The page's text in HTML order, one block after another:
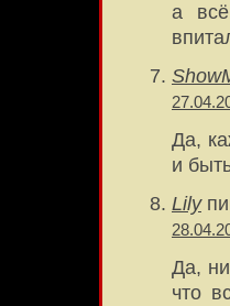
а
Да,
и
Lily
Да,
что